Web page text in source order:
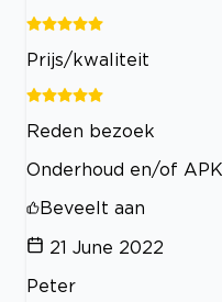
Prijs/kwaliteit
Reden bezoek
Onderhoud en/of APK
Beveelt aan
21 June 2022
Peter